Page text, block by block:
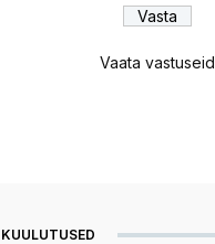
Vaata vastuseid
KUULUTUSED